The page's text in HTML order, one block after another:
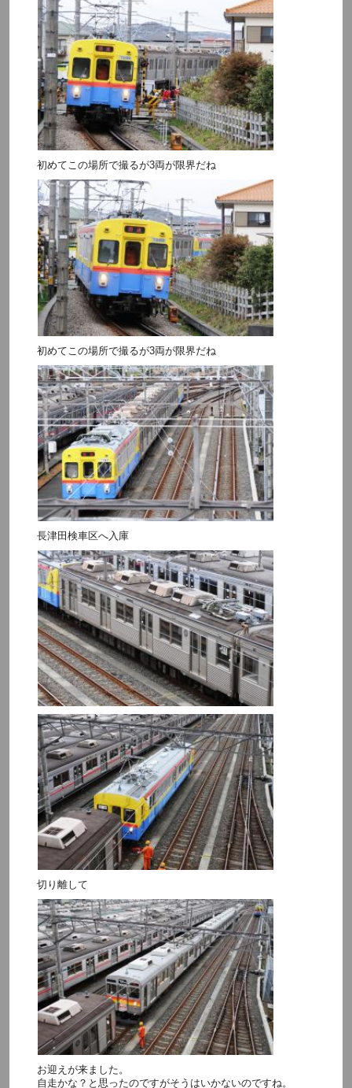
初めてこの場所で撮るが3両が限界だね
初めてこの場所で撮るが3両が限界だね
長津田検車区へ入庫
切り離して
お迎えが来ました。
自走かな？と思ったのですがそうはいかないのですね。